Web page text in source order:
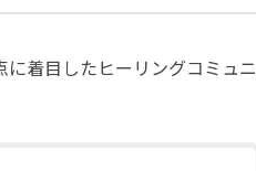
着目したヒーリングコミュニ